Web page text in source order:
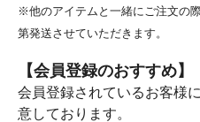
※他のアイテムと一緒にご注文の
第発送させていただきます。
【会員登録のおすすめ】
会員登録されているお客様
意しております。